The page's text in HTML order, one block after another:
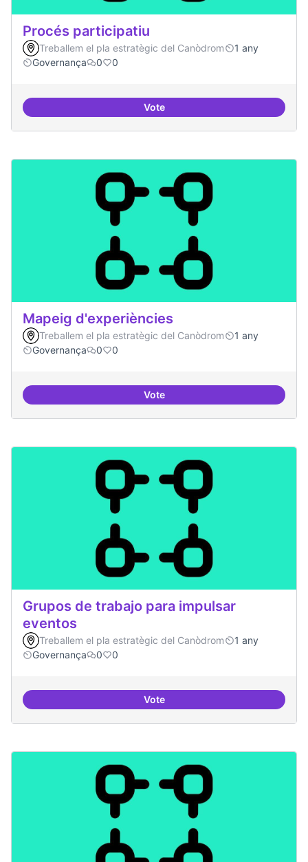
Procés participatiu
Treballem el pla estratègic del Canòdrom
1 any
Governança
0 0
VoteProcés participatiu
Mapeig d'experiències
Treballem el pla estratègic del Canòdrom
1 any
Governança
0 0
VoteMapeig d'experiències
Grupos de trabajo para impulsar
eventos
Treballem el pla estratègic del Canòdrom
1 any
Governança
0 0
VoteGrupos de trabajo para impulsar